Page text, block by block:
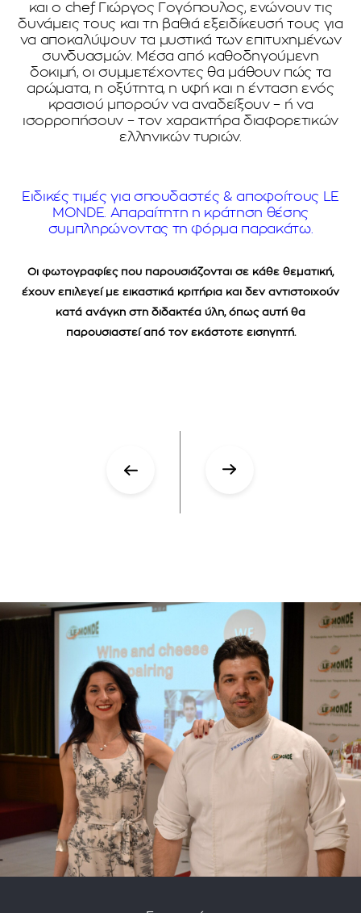
και ο chef Γιώργος Γογόπουλος, ενώνουν τις
δυνάμεις τους και τη βαθιά εξειδίκευσή τους για
να αποκαλύψουν τα μυστικά των επιτυχημένων
συνδυασμών. Μέσα από καθοδηγούμενη
δοκιμή, οι συμμετέχοντες θα μάθουν πώς τα
αρώματα, η οξύτητα, η υφή και η ένταση ενός
κρασιού μπορούν να αναδείξουν – ή να
ισορροπήσουν – τον χαρακτήρα διαφορετικών
ελληνικών τυριών.
Ειδικές τιμές για σπουδαστές & αποφοίτους LE
MONDE. Απαραίτητη η κράτηση θέσης
συμπληρώνοντας τη φόρμα παρακάτω.
Οι φωτογραφίες που παρουσιάζονται σε κάθε θεματική,
έχουν επιλεγεί με εικαστικά κριτήρια και δεν αντιστοιχούν
κατά ανάγκη στη διδακτέα ύλη, όπως αυτή θα
παρουσιαστεί από τον εκάστοτε εισηγητή.